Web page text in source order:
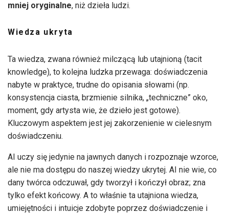
mniej oryginalne, niż dzieła ludzi.
Wiedza ukryta
Ta wiedza, zwana również milczącą lub utajnioną (tacit
knowledge), to kolejna ludzka przewaga: doświadczenia
nabyte w praktyce, trudne do opisania słowami (np.
konsystencja ciasta, brzmienie silnika, „techniczne” oko,
moment, gdy artysta wie, że dzieło jest gotowe).
Kluczowym aspektem jest jej zakorzenienie w cielesnym
doświadczeniu.
AI uczy się jedynie na jawnych danych i rozpoznaje wzorce,
ale nie ma dostępu do naszej wiedzy ukrytej. AI nie wie, co
dany twórca odczuwał, gdy tworzył i kończył obraz; zna
tylko efekt końcowy. A to właśnie ta utajniona wiedza,
umiejętności i intuicje zdobyte poprzez doświadczenie i